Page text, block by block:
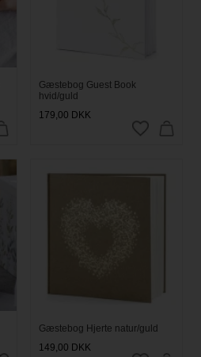
Gæstebog Guest Book
hvid/guld
179,00 DKK
Gæstebog Hjerte natur/guld
149,00 DKK